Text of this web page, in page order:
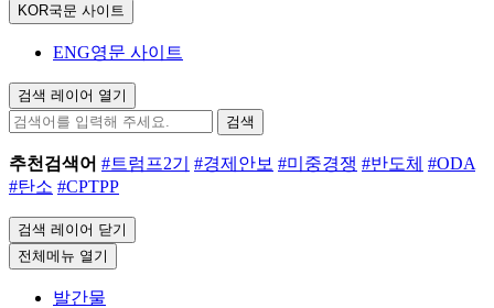
KOR국문 사이트
ENG영문 사이트
검색 레이어 열기
검색
추천검색어 #트럼프2기 #경제안보 #미중경쟁 #반도체 #ODA
#탄소 #CPTPP
검색 레이어 닫기
전체메뉴 열기
발간물